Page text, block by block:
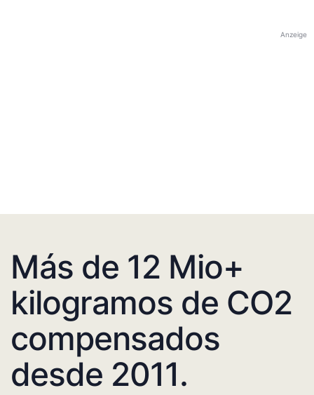
Anzeige
Más de 12 Mio+
kilogramos de CO2
compensados
desde 2011.